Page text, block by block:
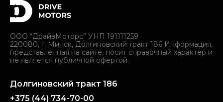
ООО “ДрайвМоторс” УНП 191111259
220080, г. Минск, Долгиновский тракт 186 Информация,
представленная на сайте, носит справочный характер и
не является публичной офертой.
Долгиновский тракт 186
+375 (44) 734-70-00